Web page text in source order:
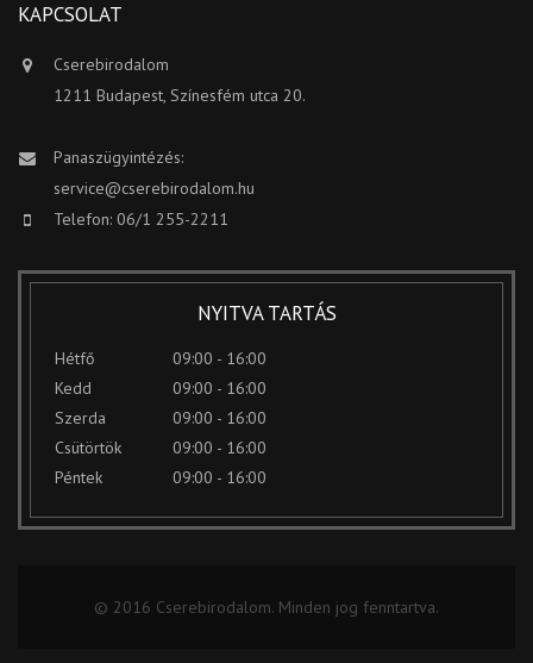
KAPCSOLAT
Cserebirodalom
1211 Budapest, Színesfém utca 20.
Panaszügyintézés:
service@cserebirodalom.hu
Telefon: 06/1 255-2211
NYITVA TARTÁS
Hétfő
09:00 - 16:00
Kedd
09:00 - 16:00
Szerda
09:00 - 16:00
Csütörtök
09:00 - 16:00
Péntek
09:00 - 16:00
© 2016 Cserebirodalom. Minden jog fenntartva.